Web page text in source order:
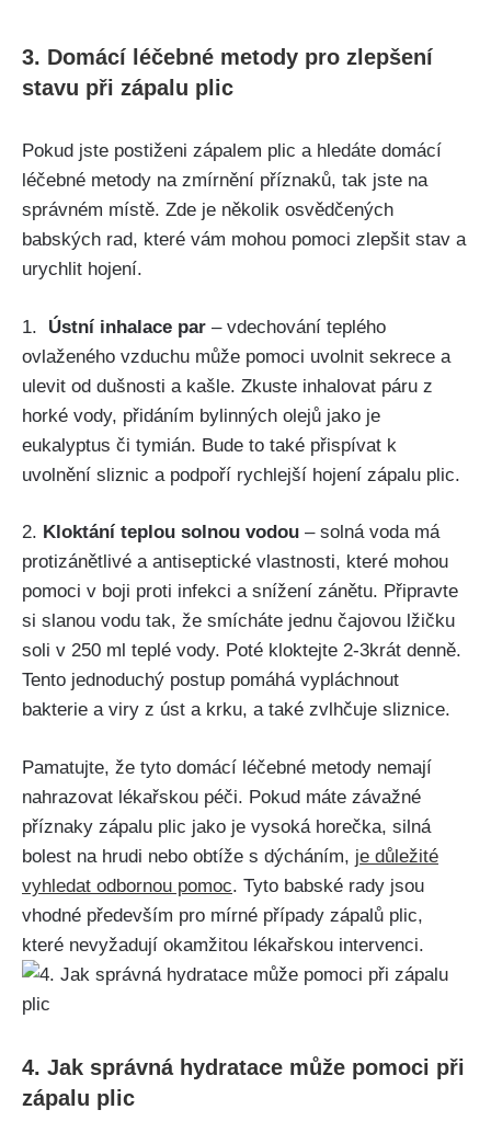
3.‍ Domácí⁤ léčebné metody pro zlepšení
stavu při zápalu plic
Pokud jste postiženi zápalem plic a hledáte domácí
léčebné metody na zmírnění příznaků,‌ tak jste na
správném místě. Zde je několik osvědčených
babských ​rad, které ‌vám mohou‌ pomoci zlepšit stav a
urychlit hojení.
1. ‌ Ústní‌ inhalace par – vdechování​ teplého
ovlaženého vzduchu může‌ pomoci ⁢uvolnit sekrece a
ulevit​ od dušnosti a kašle. Zkuste inhalovat⁢ páru z
horké vody, přidáním bylinných olejů ​jako je
eukalyptus či tymián. Bude to také přispívat k‌
uvolnění sliznic a podpoří rychlejší hojení zápalu plic.
2. Kloktání teplou solnou vodou – solná voda má
protizánětlivé a ​antiseptické vlastnosti, které mohou
pomoci v boji proti infekci ‍a‍ snížení zánětu. Připravte
si⁢ slanou vodu tak, že smícháte jednu čajovou lžičku⁣
soli v 250 ml teplé vody. Poté kloktejte 2-3krát denně.
Tento jednoduchý postup pomáhá vypláchnout⁤
bakterie a ‌viry z ‍úst​ a krku, a také zvlhčuje sliznice.
Pamatujte, že⁣ tyto domácí ‍léčebné ‌metody nemají
⁢nahrazovat lékařskou péči. Pokud máte závažné
příznaky zápalu plic jako je‌ vysoká horečka, silná⁣
bolest⁤ na hrudi nebo obtíže s ⁣dýcháním,⁢ je důležité
vyhledat odbornou pomoc.⁢ Tyto ​babské rady jsou
vhodné⁤ především ⁤pro⁤ mírné případy ‌zápalů plic,
které nevyžadují okamžitou⁢ lékařskou ⁣intervenci.
4. Jak správná hydratace může pomoci při‍
zápalu plic